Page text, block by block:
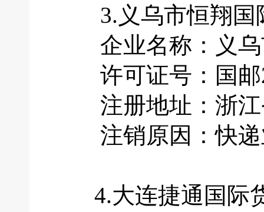
3.义乌市恒翔国
企业名称：义乌
许可证号：国邮
注册地址：浙江
注销原因：快递
4.大连捷通国际